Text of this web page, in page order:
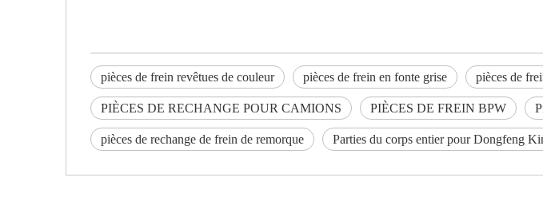
pièces de frein revêtues de couleur pièces de frein en fonte grise pièces de
PIÈCES DE RECHANGE POUR CAMIONS PIÈCES DE FREIN BPW
pièces de rechange de frein de remorque Parties du corps entier pour Dongfeng